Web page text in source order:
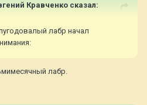
Кравченко сказал:
лабр начал
лабр.